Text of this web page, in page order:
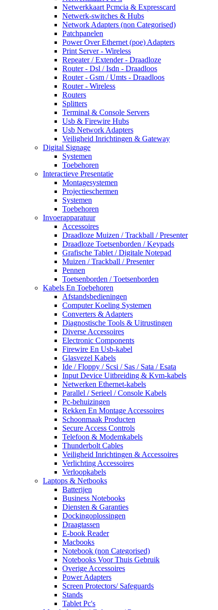
Netwerkkaart Pcmcia & Expresscard
Netwerk-switches & Hubs
Network Adapters (non Categorised)
Patchpanelen
Power Over Ethernet (poe) Adapters
Print Server - Wireless
Repeater / Extender - Draadloze
Router - Dsl / Isdn - Draadloos
Router - Gsm / Umts - Draadloos
Router - Wireless
Routers
Splitters
Terminal & Console Servers
Usb & Firewire Hubs
Usb Network Adapters
Veiligheid Inrichtingen & Gateway
Digital Signage
Systemen
Toebehoren
Interactieve Presentatie
Montagesystemen
Projectieschermen
Systemen
Toebehoren
Invoerapparatuur
Accessoires
Draadloze Muizen / Trackball / Presenter
Draadloze Toetsenborden / Keypads
Grafische Tablet / Digitale Notepad
Muizen / Trackball / Presenter
Pennen
Toetsenborden / Toetsenborden
Kabels En Toebehoren
Afstandsbedieningen
Computer Koeling Systemen
Converters & Adapters
Diagnostische Tools & Uitrustingen
Diverse Accessoires
Electronic Components
Firewire En Usb-kabel
Glasvezel Kabels
Ide / Floppy / Scsi / Sas / Sata / Esata
Input Device Uitbreiding & Kvm-kabels
Netwerken Ethernet-kabels
Parallel / Serieel / Console Kabels
Pc-behuizingen
Rekken En Montage Accessoires
Schoonmaak Producten
Secure Access Controls
Telefoon & Modemkabels
Thunderbolt Cables
Veiligheid Inrichtingen & Accessoires
Verlichting Accessoires
Verloopkabels
Laptops & Netbooks
Batterijen
Business Notebooks
Diensten & Garanties
Dockingoplossingen
Draagtassen
E-book Reader
Macbooks
Notebook (non Categorised)
Notebooks Voor Thuis Gebruik
Overige Accessoires
Power Adapters
Screen Protectors/ Safeguards
Stands
Tablet Pc's